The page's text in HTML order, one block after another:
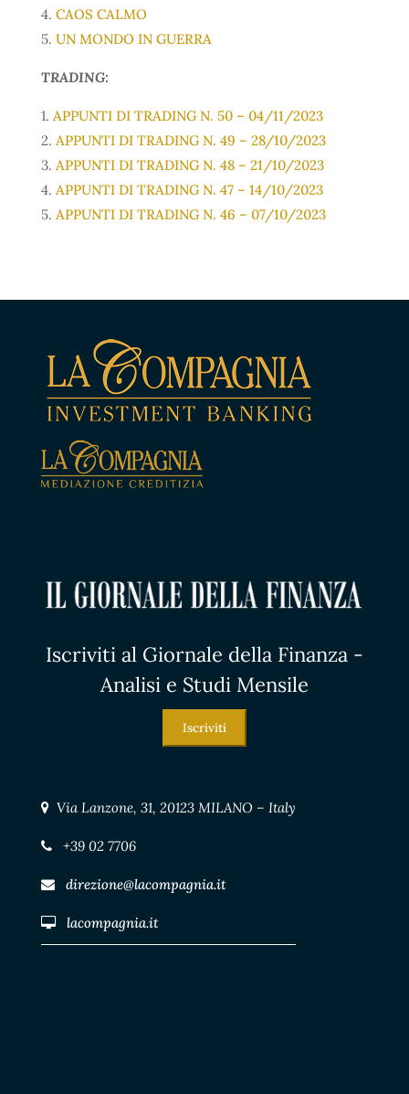
4. CAOS CALMO
5. UN MONDO IN GUERRA
TRADING:
1. APPUNTI DI TRADING N. 50 – 04/11/2023
2. APPUNTI DI TRADING N. 49 – 28/10/2023
3. APPUNTI DI TRADING N. 48 – 21/10/2023
4. APPUNTI DI TRADING N. 47 – 14/10/2023
5. APPUNTI DI TRADING N. 46 – 07/10/2023
Iscriviti al Giornale della Finanza -
Analisi e Studi Mensile
Iscriviti
Via Lanzone, 31, 20123 MILANO – Italy
+39 02 7706
direzione@lacompagnia.it
lacompagnia.it